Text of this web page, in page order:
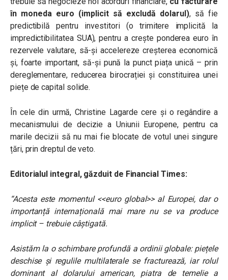
în moneda euro (implicit să excludă dolarul), să fie
predictibilă pentru investitori (o trimitere implicită la
impredictibilitatea SUA), pentru a crește ponderea euro în
rezervele valutare, să-și accelereze creșterea economică
și, foarte important, să-și pună la punct piața unică – prin
dereglementare, reducerea birocrației și constituirea unei
piețe de capital solide.
În cele din urmă, Christine Lagarde cere și o regândire a
mecanismului de decizie a Uniunii Europene, pentru ca
marile decizii să nu mai fie blocate de votul unei singure
țări, prin dreptul de veto.
Editorialul integral, găzduit de Financial Times:
“Acesta este momentul <<euro global>> al Europei, dar o
importanță internațională mai mare nu se va produce
implicit – trebuie câștigată.
Asistăm la o schimbare profundă a ordinii globale: piețele
deschise și regulile multilaterale se fracturează, iar rolul
dominant al dolarului american, piatra de temelie a